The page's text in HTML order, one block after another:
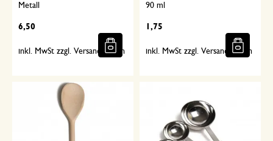
Metall
6,50
inkl. MwSt zzgl. Versandkosten
90 ml
1,75
inkl. MwSt zzgl. Versandkosten